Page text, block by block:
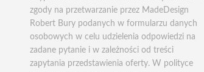
zgody na przetwarzanie przez MadeDesign
Robert Bury podanych w formularzu danych
osobowych w celu udzielenia odpowiedzi na
zadane pytanie i w zależności od treści
zapytania przedstawienia oferty. W polityce